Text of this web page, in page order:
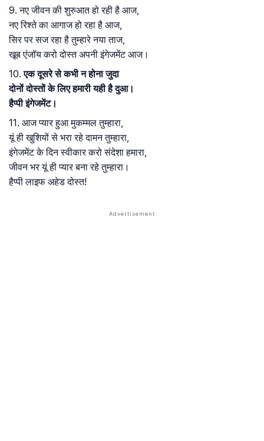
9. नए जीवन की शुरुआत हो रही है आज,
नए रिश्ते का आगाज हो रहा है आज,
सिर पर सज रहा है तुम्हारे नया ताज,
खूब एंजॉय करो दोस्त अपनी इंगेजमेंट आज।
10. एक दूसरे से कभी न होना जुदा
दोनों दोस्तों के लिए हमारी यही है दुआ।
हैप्पी इंगेजमेंट।
11. आज प्यार हुआ मुकम्मल तुम्हारा,
यूं ही खुशियों से भरा रहे दामन तुम्हारा,
इंगेजमेंट के दिन स्वीकार करो संदेशा हमारा,
जीवन भर यूं ही प्यार बना रहे तुम्हारा।
हैप्पी लाइफ अहेड दोस्त!